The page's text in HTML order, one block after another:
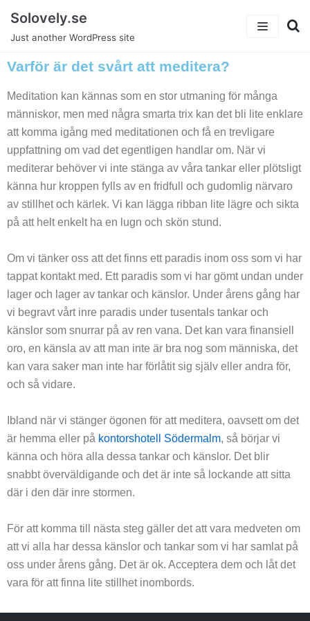
Skip
to
Solovely.se
Just another WordPress site
I det enkla bor det vackra
Arbetstider under en vecka
Äta hälsosamt
Har kul på jobbet
Intensiv arbetsvecka
Modet och dess inverkan
Om Oss
Blog
Enkla efterrätter till grillkvällen
Fardiggjord mat ar det nagot att ha
Goda energibollar till fikat
Gör ditt eget body butter
Gör smarriga scones på jobbet
Hälsotips för det nya året
Konferensresa under vintern
Koppla av efter jobbet på din uteplats
Less is more
Kontaktuppgifter
Varför är det svårt att meditera?
Meditation kan kännas som en stor utmaning för många
människor, men med några smarta trix kan det bli lite enklare
att komma igång med meditationen och få en trevligare
uppfattning om vad det egentligen handlar om. När vi
mediterar behöver vi inte stänga av våra tankar eller plötsligt
känna hur kroppen fylls av en fridfull och gudomlig närvaro
av stillhet och kärlek. Vi kan lägga ribban lite lägre och sikta
på att helt enkelt ha en lugn och skön stund.
Om vi tänker oss att det finns ett paradis inom oss som vi har
tappat kontakt med. Ett paradis som vi har gömt undan under
lager och lager av tankar och känslor. Under årens gång har
vi begravt vårt inre paradis under tusentals tankar och
känslor som snurrar på av ren vana. Det kan vara finansiell
oro, en känsla av att man inte är bra nog som människa, det
kan vara saker man inte har förlåtit sig själv eller andra för,
och så vidare.
Ibland när vi stänger ögonen för att meditera, oavsett om det
är hemma eller på kontorshotell Södermalm, så börjar vi
känna och höra alla dessa tankar och känslor. Det blir
snabbt överväldigande och det är inte så lockande att sitta
där i den där inre stormen.
För att komma till nästa steg gäller det att vara medveten om
att vi alla har dessa känslor och tankar som vi har samlat på
oss under årens gång. Det är ok. Acceptera dem och låt det
vara för att finna lite stillhet inombords.